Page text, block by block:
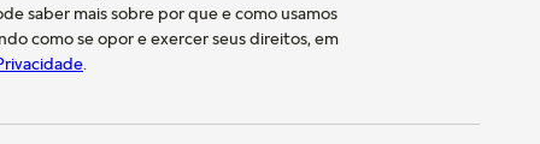
saber mais sobre por que e como usamos
como se opor e exercer seus direitos, em